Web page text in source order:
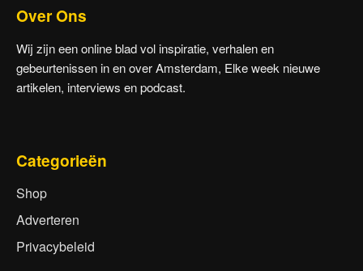
Over Ons
Wij zijn een online blad vol inspiratie, verhalen en
gebeurtenissen in en over Amsterdam, Elke week nieuwe
artikelen, interviews en podcast.
Categorieën
Shop
Adverteren
Privacybeleid